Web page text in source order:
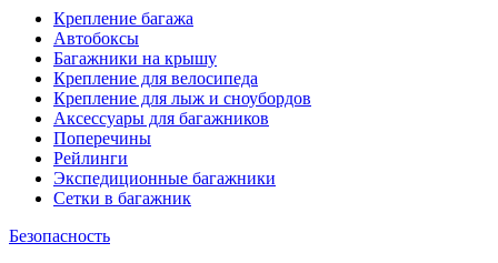
Крепление багажа
Автобоксы
Багажники на крышу
Крепление для велосипеда
Крепление для лыж и сноубордов
Аксессуары для багажников
Поперечины
Рейлинги
Экспедиционные багажники
Сетки в багажник
Безопасность